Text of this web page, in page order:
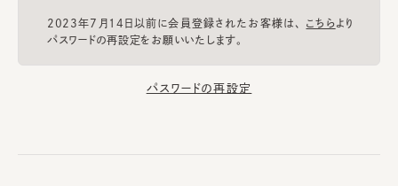
2023年7月14日以前に会員登録されたお客様は、 こちらより
パスワードの再設定をお願いいたします。
パスワードの再設定